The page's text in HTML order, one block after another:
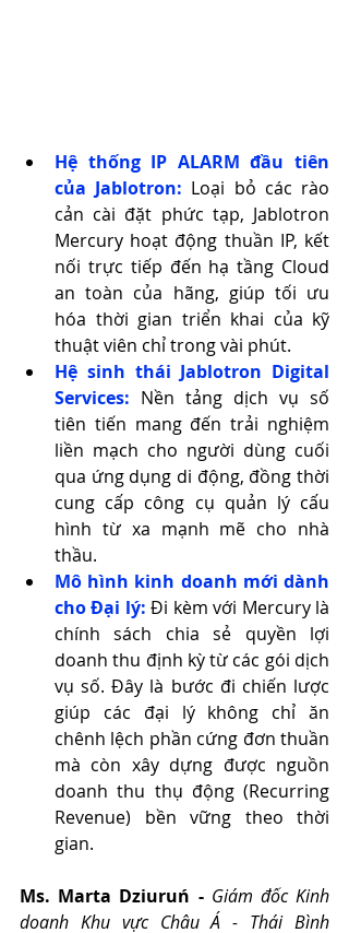
Hệ thống IP ALARM đầu tiên
của Jablotron: Loại bỏ các rào
cản cài đặt phức tạp, Jablotron
Mercury hoạt động thuần IP, kết
nối trực tiếp đến hạ tầng Cloud
an toàn của hãng, giúp tối ưu
hóa thời gian triển khai của kỹ
thuật viên chỉ trong vài phút.
Hệ sinh thái Jablotron Digital
Services: Nền tảng dịch vụ số
tiên tiến mang đến trải nghiệm
liền mạch cho người dùng cuối
qua ứng dụng di động, đồng thời
cung cấp công cụ quản lý cấu
hình từ xa mạnh mẽ cho nhà
thầu.
Mô hình kinh doanh mới dành
cho Đại lý: Đi kèm với Mercury là
chính sách chia sẻ quyền lợi
doanh thu định kỳ từ các gói dịch
vụ số. Đây là bước đi chiến lược
giúp các đại lý không chỉ ăn
chênh lệch phần cứng đơn thuần
mà còn xây dựng được nguồn
doanh thu thụ động (Recurring
Revenue) bền vững theo thời
gian.
Ms. Marta Dziuruń - Giám đốc Kinh
doanh Khu vực Châu Á - Thái Bình